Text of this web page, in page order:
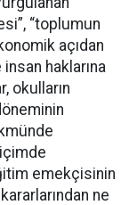
“toplumun
açıdan
haklarına
okulların
emekçisinin
ne